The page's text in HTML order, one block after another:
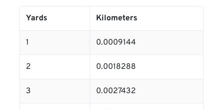
Yards Kilometers
1 0.0009144
2 0.0018288
3 0.0027432